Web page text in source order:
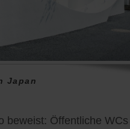
Japan
beweist: Öffentliche WCs